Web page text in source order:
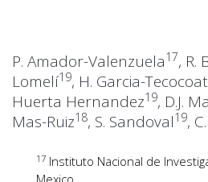
P. Amador-Valenzuela17, R.
Lomelí19, H. Garcia-
Huerta Hernandez19, D.J.
Mas-Ruiz18, S. Sandoval19,
17 Instituto Nacional de